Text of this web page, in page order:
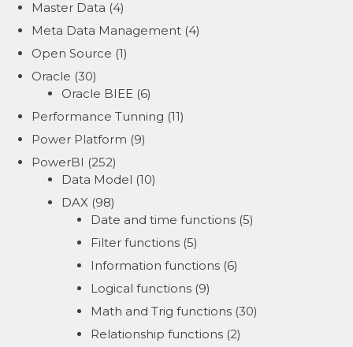
Master Data (4)
Meta Data Management (4)
Open Source (1)
Oracle (30)
Oracle BIEE(6)
Performance Tunning (11)
Power Platform (9)
PowerBI (252)
Data Model (10)
DAX(98)
Date and time functions (5)
Filter functions (5)
Information functions (6)
Logical functions (9)
Math and Trig functions (30)
Relationship functions (2)